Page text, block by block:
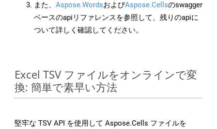
また、 Aspose.WordsおよびAspose.Cellsのswagger
ベースのapiリファレンスを参照して、残りのapiに
ついて詳しく確認してください。
Excel TSV ファイルをオンラインで変
換: 簡単で素早い方法
堅牢な TSV API を使用して Aspose.Cells ファイルを